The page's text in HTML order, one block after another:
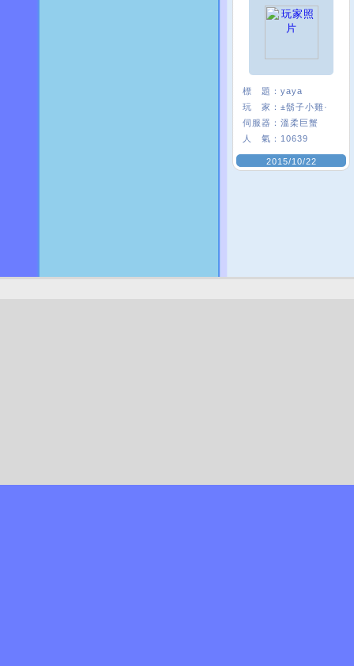
標 題： yaya
玩 家： ±鬍子小雞·
伺服器： 溫柔巨蟹
人 氣： 10639
2015/10/22